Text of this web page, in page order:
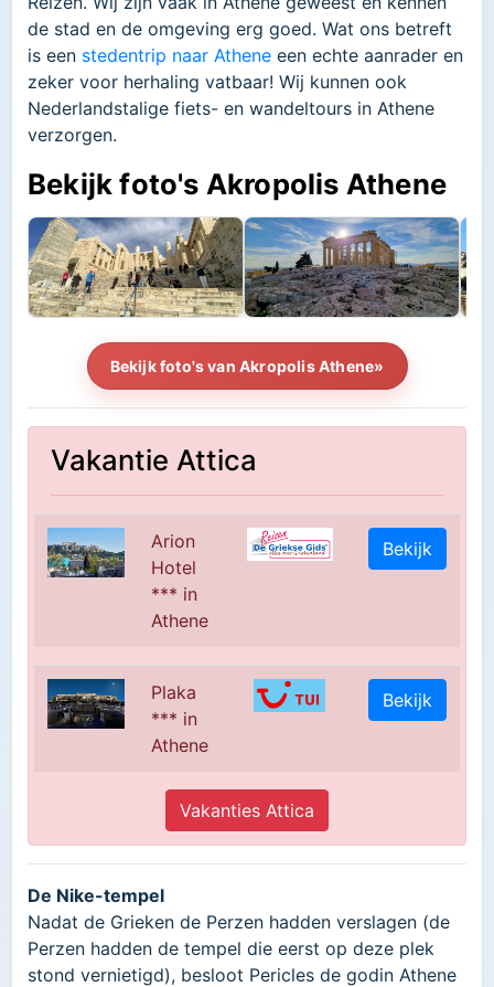
de stad en de omgeving erg goed. Wat ons betreft
is een stedentrip naar Athene een echte aanrader en
zeker voor herhaling vatbaar! Wij kunnen ook
Nederlandstalige fiets- en wandeltours in Athene
verzorgen.
Bekijk foto's Akropolis Athene
Bekijk foto's van Akropolis Athene»
Vakantie Attica
Arion
Hotel
*** in
Athene
Bekijk
Plaka
*** in
Athene
Bekijk
Vakanties Attica
De Nike-tempel
Nadat de Grieken de Perzen hadden verslagen (de
Perzen hadden de tempel die eerst op deze plek
stond vernietigd), besloot Pericles de godin Athene